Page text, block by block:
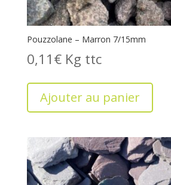
Pouzzolane – Marron 7/15mm
0,11€ Kg
Ajouter au panier